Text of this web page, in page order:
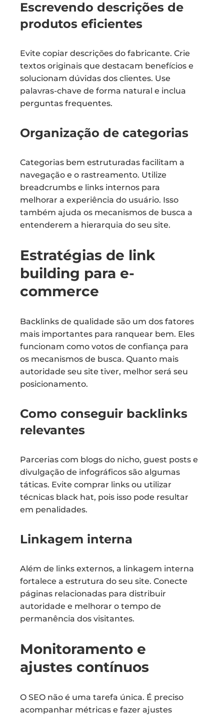
Escrevendo descrições de
produtos eficientes
Evite copiar descrições do fabricante. Crie
textos originais que destacam benefícios e
solucionam dúvidas dos clientes. Use
palavras-chave de forma natural e inclua
perguntas frequentes.
Organização de categorias
Categorias bem estruturadas facilitam a
navegação e o rastreamento. Utilize
breadcrumbs e links internos para
melhorar a experiência do usuário. Isso
também ajuda os mecanismos de busca a
entenderem a hierarquia do seu site.
Estratégias de link
building para e-
commerce
Backlinks de qualidade são um dos fatores
mais importantes para ranquear bem. Eles
funcionam como votos de confiança para
os mecanismos de busca. Quanto mais
autoridade seu site tiver, melhor será seu
posicionamento.
Como conseguir backlinks
relevantes
Parcerias com blogs do nicho, guest posts e
divulgação de infográficos são algumas
táticas. Evite comprar links ou utilizar
técnicas black hat, pois isso pode resultar
em penalidades.
Linkagem interna
Além de links externos, a linkagem interna
fortalece a estrutura do seu site. Conecte
páginas relacionadas para distribuir
autoridade e melhorar o tempo de
permanência dos visitantes.
Monitoramento e
ajustes contínuos
O SEO não é uma tarefa única. É preciso
acompanhar métricas e fazer ajustes